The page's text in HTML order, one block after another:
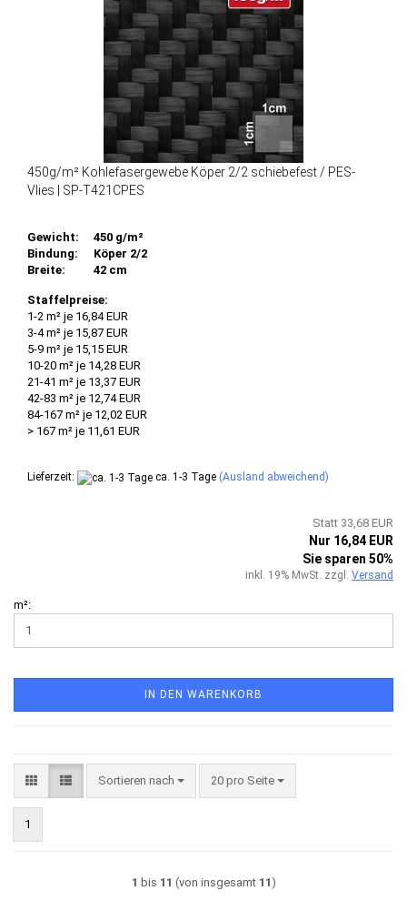
450g/m² Kohlefasergewebe Köper 2/2 schiebefest / PES-
Vlies | SP-T421CPES
Gewicht:
450 g/m²
Bindung:
Köper 2/2
Breite:
42 cm
Staffelpreise:
1-2 m² je 16,84 EUR
3-4 m² je 15,87 EUR
5-9 m² je 15,15 EUR
10-20 m² je 14,28 EUR
21-41 m² je 13,37 EUR
42-83 m² je 12,74 EUR
84-167 m² je 12,02 EUR
> 167 m² je 11,61 EUR
Lieferzeit: ca. 1-3 Tage (Ausland abweichend)
Statt 33,68 EUR
Nur 16,84 EUR
Sie sparen 50%
inkl. 19% MwSt. zzgl. Versand
m²:
IN DEN WARENKORB
Sortieren nach
Sortieren nach 20 pro Seite
pro Seite
1
1 bis 11 (von insgesamt 11)